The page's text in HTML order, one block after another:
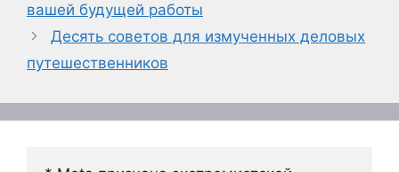
вашей будущей работы
Десять советов для измученных деловых
путешественников